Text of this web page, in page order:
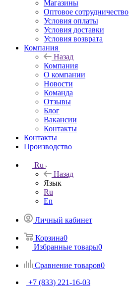
Магазины
Оптовое сотрудничество
Условия оплаты
Условия доставки
Условия возврата
Компания
Назад
Компания
О компании
Новости
Команда
Отзывы
Блог
Вакансии
Контакты
Контакты
Производство
Ru
Назад
Язык
Ru
En
Личный кабинет
Корзина0
Избранные товары0
Сравнение товаров0
+7 (833) 221-16-03